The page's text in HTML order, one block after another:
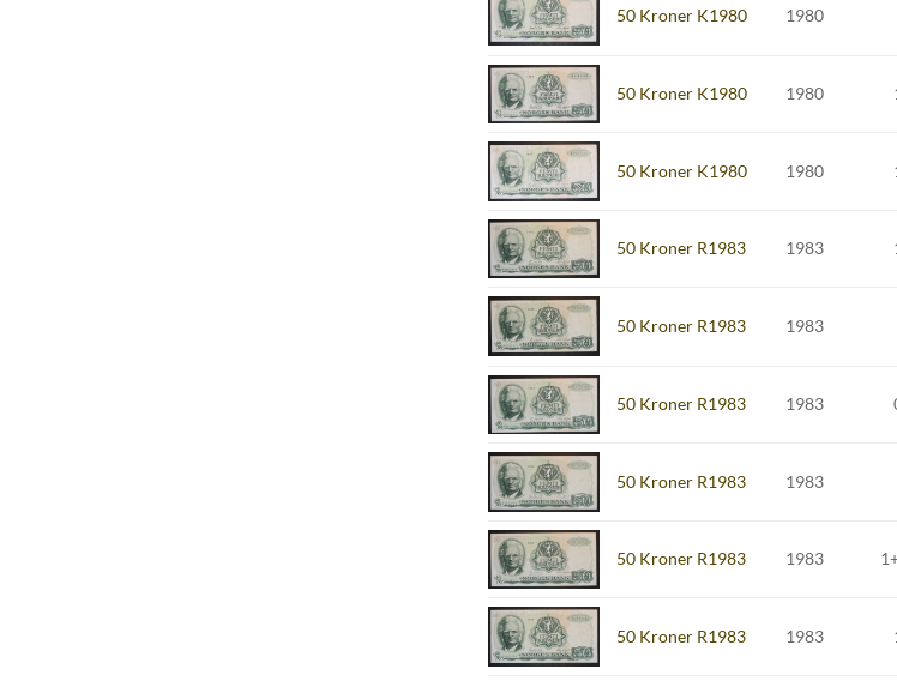
50 Kroner K1980 1980
50 Kroner K1980 1980
50 Kroner K1980 1980
50 Kroner R1983 1983
50 Kroner R1983 1983
50 Kroner R1983 1983
50 Kroner R1983 1983
50 Kroner R1983 1983
50 Kroner R1983 1983